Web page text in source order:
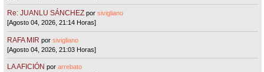
Re: JUANLU SÁNCHEZ porsivigliano
[Agosto 04, 2026, 21:14 Horas]
RAFA MIR porsivigliano
[Agosto 04, 2026, 21:03 Horas]
LA AFICIÓN porarrebato